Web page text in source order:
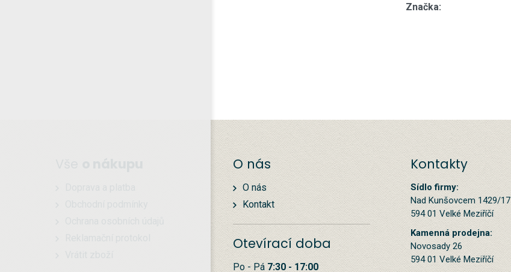
Značka:
O nás
O nás
Kontakt
Otevírací doba
Po - Pá 7:30 - 17:00
Kontakty
Sídlo firmy:
Nad Kunšovcem 1429/17
594 01 Velké Meziříčí
Kamenná prodejna:
Novosady 26
594 01 Velké Meziříčí